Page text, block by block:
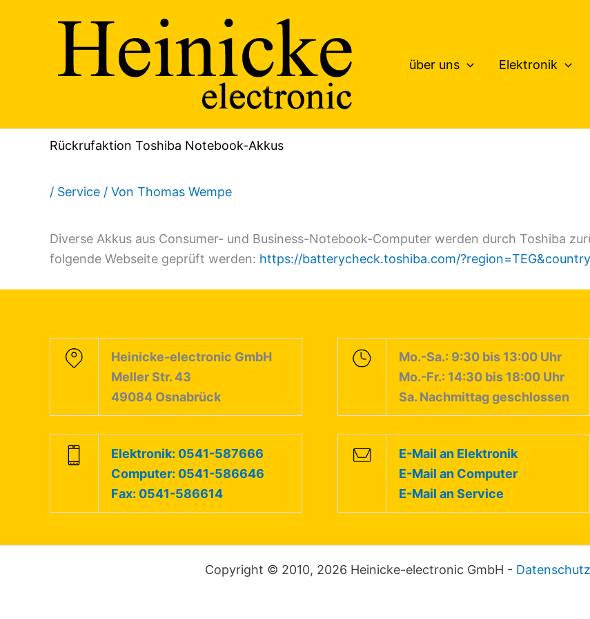
über uns
Elektronik
Rückrufaktion Toshiba Notebook-Akkus
/ Service / Von Thomas Wempe
Diverse Akkus aus Consumer- und Business-Notebook-Computer werden durch Toshiba
folgende Webseite geprüft werden: https://batterycheck.toshiba.com/
Heinicke-electronic GmbH
Meller Str. 43
49084 Osnabrück
Elektronik: 0541-587666
Computer: 0541-586646
Fax: 0541-586614
Mo.-Sa.: 9:30 bis 13:00 Uhr
Mo.-Fr.: 14:30 bis 18:00 Uhr
Sa. Nachmittag geschlossen
E-Mail an Elektronik
E-Mail an Computer
E-Mail an Service
Copyright © 2010, 2026 Heinicke-electronic GmbH -